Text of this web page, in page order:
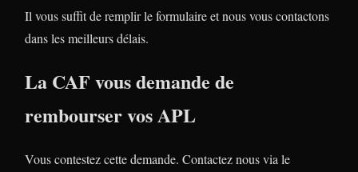
Il vous suffit de remplir le formulaire et nous vous contactons
dans les meilleurs délais.
La CAF vous demande de
rembourser vos APL
Vous contestez cette demande. Contactez nous via le